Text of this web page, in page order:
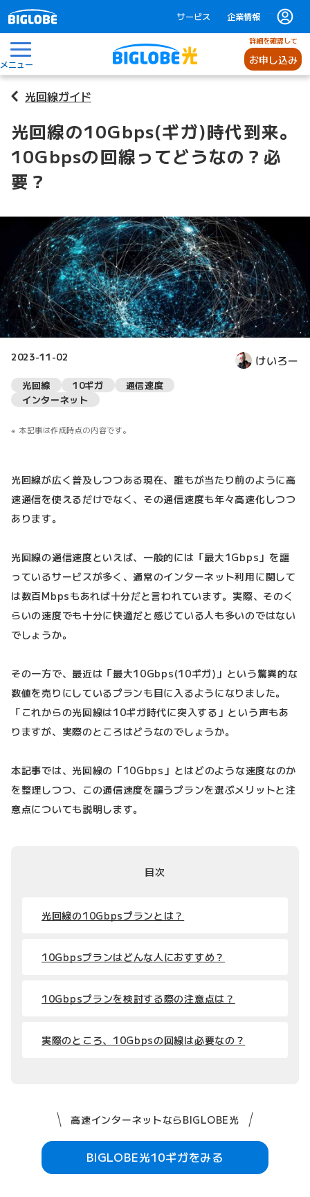
サービス 企業情報
メニュー
詳細を確認して
お申し込み
光回線ガイド
光回線の10Gbps(ギガ)時代到来。
10Gbpsの回線ってどうなの？必
要？
2023-11-02 けいろー
光回線 10ギガ
通信速度
インターネット
本記事は作成時点の内容です。
光回線が広く普及しつつある現在、誰もが当たり前のように高
速通信を使えるだけでなく、その通信速度も年々高速化しつつ
あります。
光回線の通信速度といえば、一般的には「最大1Gbps」を謳
っているサービスが多く、通常のインターネット利用に関して
は数百Mbpsもあれば十分だと言われています。実際、そのく
らいの速度でも十分に快適だと感じている人も多いのではない
でしょうか。
その一方で、最近は「最大10Gbps(10ギガ)」という驚異的な
数値を売りにしているプランも目に入るようになりました。
「これからの光回線は10ギガ時代に突入する」という声もあ
りますが、実際のところはどうなのでしょうか。
本記事では、光回線の「10Gbps」とはどのような速度なのか
を整理しつつ、この通信速度を謳うプランを選ぶメリットと注
意点についても説明します。
目次
光回線の10Gbpsプランとは？
10Gbpsプランはどんな人におすすめ？
10Gbpsプランを検討する際の注意点は？
実際のところ、10Gbpsの回線は必要なの？
高速インターネットならBIGLOBE光
BIGLOBE光10ギガをみる